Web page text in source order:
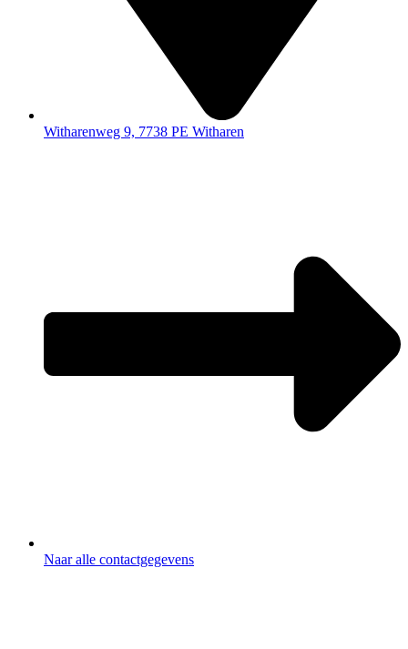
Witharenweg 9, 7738 PE Witharen
Naar alle contactgegevens